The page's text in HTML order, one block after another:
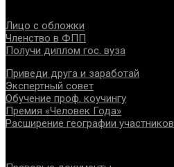
Лицо с обложки
Членство в ФПП
Получи диплом гос. вуза
Приведи друга и заработай
Экспертный совет
Обучение проф. коучингу
Премия «Человек Года»
Расширение географии участников